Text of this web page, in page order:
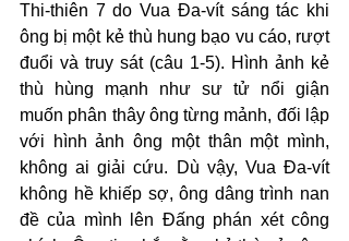
Thi-thiên 7 do Vua Đa-vít sáng tác khi
ông bị một kẻ thù hung bạo vu cáo, rượt
đuổi và truy sát (câu 1-5). Hình ảnh kẻ
thù hùng mạnh như sư tử nổi giận
muốn phân thây ông từng mảnh, đối lập
với hình ảnh ông một thân một mình,
không ai giải cứu. Dù vậy, Vua Đa-vít
không hề khiếp sợ, ông dâng trình nan
đề của mình lên Đấng phán xét công